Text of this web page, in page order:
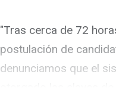
"Tras cerca de 72
postulación de
denunciamos que el